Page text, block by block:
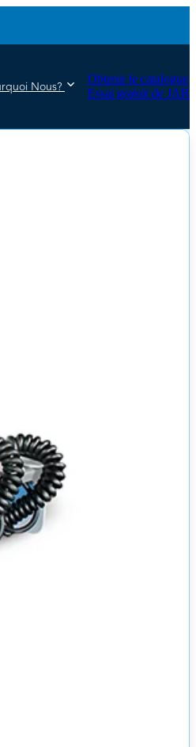
Nous?
Obtenir le catalogue
Essai gratuit de JAR